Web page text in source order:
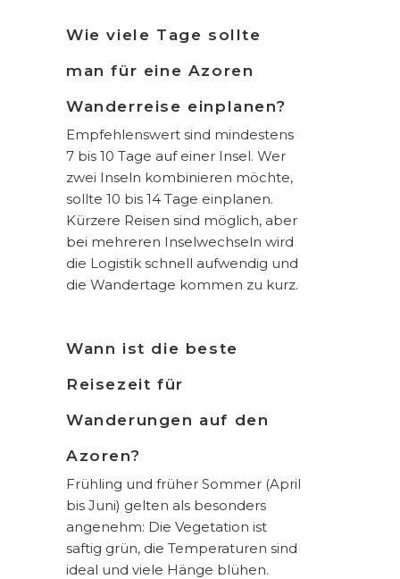
Wie viele Tage sollte
man für eine Azoren
Wanderreise einplanen?
Empfehlenswert sind mindestens
7 bis 10 Tage auf einer Insel. Wer
zwei Inseln kombinieren möchte,
sollte 10 bis 14 Tage einplanen.
Kürzere Reisen sind möglich, aber
bei mehreren Inselwechseln wird
die Logistik schnell aufwendig und
die Wandertage kommen zu kurz.
Wann ist die beste
Reisezeit für
Wanderungen auf den
Azoren?
Frühling und früher Sommer (April
bis Juni) gelten als besonders
angenehm: Die Vegetation ist
saftig grün, die Temperaturen sind
ideal und viele Hänge blühen.